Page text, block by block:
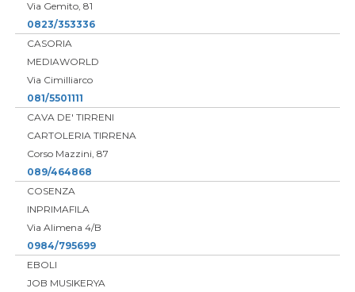
Via Gemito, 81
0823/353336
CASORIA
MEDIAWORLD
Via Cimilliarco
081/5501111
CAVA DE' TIRRENI
CARTOLERIA TIRRENA
Corso Mazzini, 87
089/464868
COSENZA
INPRIMAFILA
Via Alimena 4/B
0984/795699
EBOLI
JOB MUSIKERYA